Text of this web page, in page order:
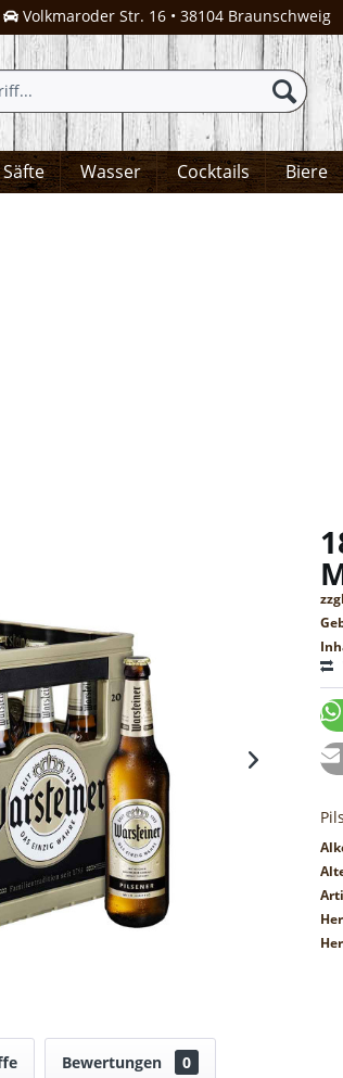
Volkmaroder Str. 16 • 38104 Braunschweig
Säfte Wasser Cocktails Biere
Bewertungen 0